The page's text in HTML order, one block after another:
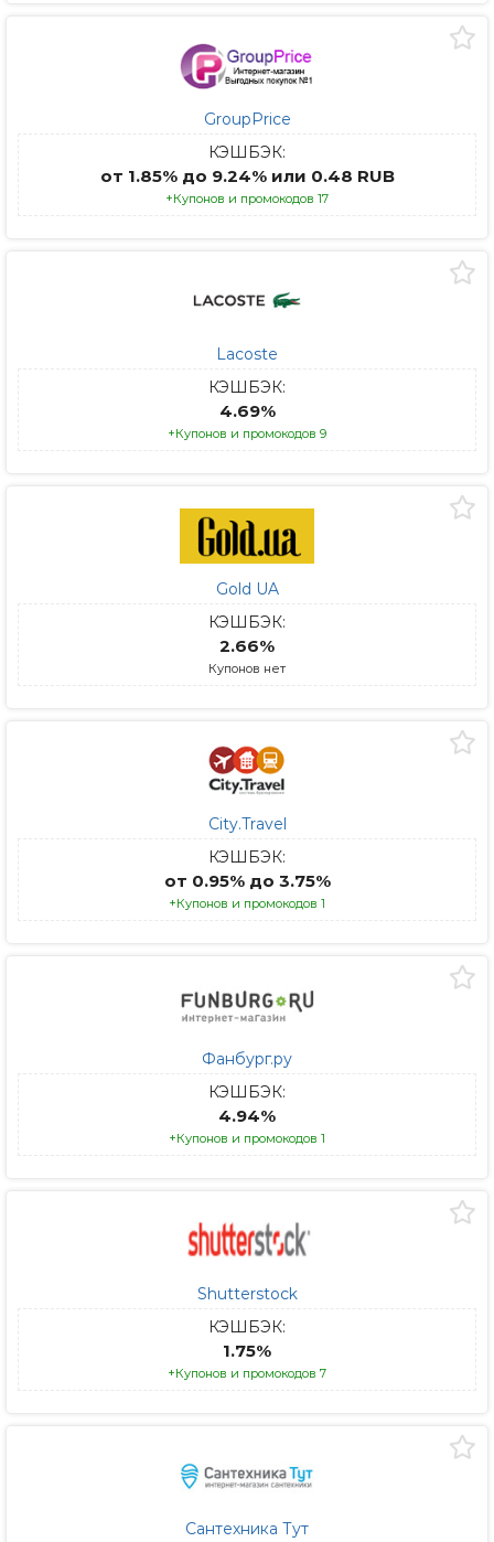
GroupPrice
КЭШБЭК:
от 1.85% до 9.24% или 0.48 RUB
+Купонов и промокодов 17
Lacoste
КЭШБЭК:
4.69%
+Купонов и промокодов 9
Gold UA
КЭШБЭК:
2.66%
Купонов нет
City.Travel
КЭШБЭК:
от 0.95% до 3.75%
+Купонов и промокодов 1
Фанбург.ру
КЭШБЭК:
4.94%
+Купонов и промокодов 1
Shutterstock
КЭШБЭК:
1.75%
+Купонов и промокодов 7
Сантехника Тут